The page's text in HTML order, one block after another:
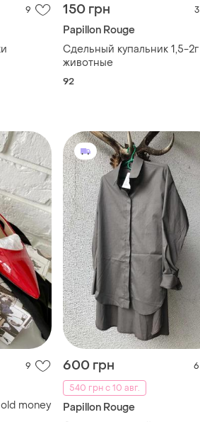
9 150 грн 3
Papillon Rouge
Сдельный купальник 1,5-2г
животные
92
9
money
600 грн
6
540 грн с 10 авг.
Papillon Rouge